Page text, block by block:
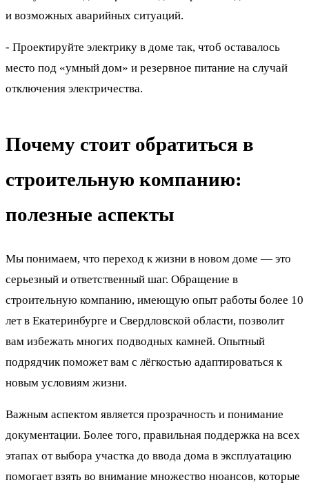
и возможных аварийных ситуаций.
- Проектируйте электрику в доме так, чтоб оставалось
место под «умный дом» и резервное питание на случай
отключения электричества.
Почему стоит обратиться в
строительную компанию:
полезные аспекты
Мы понимаем, что переход к жизни в новом доме — это
серьезный и ответственный шаг. Обращение в
строительную компанию, имеющую опыт работы более 10
лет в Екатеринбурге и Свердловской области, позволит
вам избежать многих подводных камней. Опытный
подрядчик поможет вам с лёгкостью адаптироваться к
новым условиям жизни.
Важным аспектом является прозрачность и понимание
документации. Более того, правильная поддержка на всех
этапах от выбора участка до ввода дома в эксплуатацию
помогает взять во внимание множество нюансов, которые